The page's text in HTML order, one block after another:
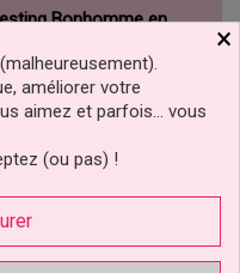
Bonhomme en
gourmandise. Et si vos
lendemain, ce
la preuve qu’ils
UN COMMENTAIRE
×
améliorer votre
aimez et parfois… vous
(ou pas) !